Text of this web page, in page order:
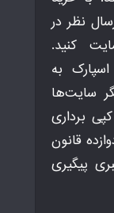
نظر در
کنید.
به
سایت‌ها
برداری
قانون
پیگیری